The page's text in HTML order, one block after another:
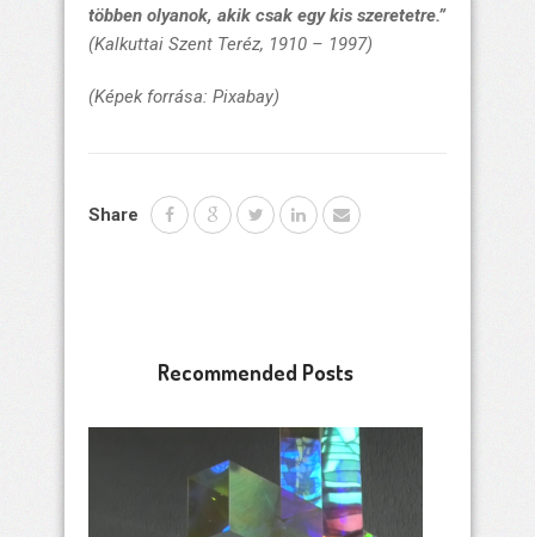
többen olyanok, akik csak egy kis szeretetre.”
(Kalkuttai Szent Teréz, 1910 – 1997)
(Képek forrása: Pixabay)
Share
Recommended Posts